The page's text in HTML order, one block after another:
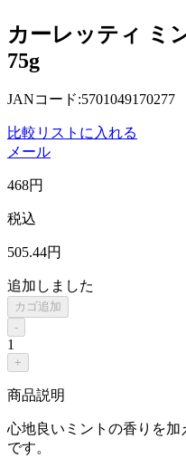
カーレッティ ミ
75g
JANコード:5701049170277
比較リストに入れる
メール
468円
税込
505.44円
追加しました
カゴ追加
-
1
+
商品説明
心地良いミントの香りを加
です。